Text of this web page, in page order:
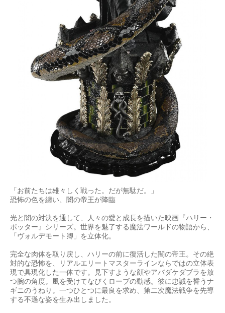
「お前たちは雄々しく戦った。だが無駄だ。」
恐怖の色を纏い、闇の帝王が降臨
光と闇の対決を通して、人々の愛と成長を描いた映画『ハリー・
ポッター』シリーズ。世界を魅了する魔法ワールドの物語から、
「ヴォルデモート卿」を立体化。
完全な肉体を取り戻し、ハリーの前に復活した闇の帝王。その絶
対的な恐怖を、リアルエリートマスターラインならではの立体表
現で具現化した一体です。見下すような顔やアバダケダブラを放
つ腕の角度。風を受けてなびくローブの動感。彼に忠誠を誓うナ
ギニのうねり。一つひとつに最良を求め、第二次魔法戦争を先導
する不遜な姿を生み出しました。